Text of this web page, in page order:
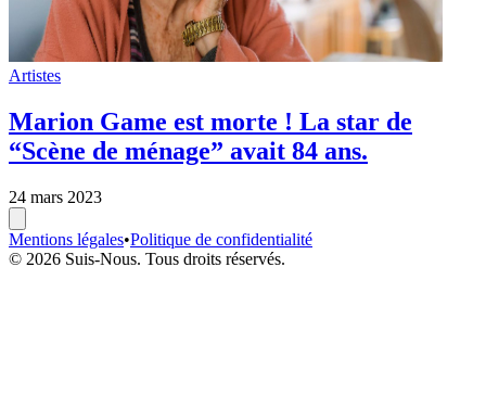
Artistes
Marion Game est morte ! La star de
“Scène de ménage” avait 84 ans.
24 mars 2023
Mentions légales•Politique de confidentialité
© 2026 Suis-Nous. Tous droits réservés.